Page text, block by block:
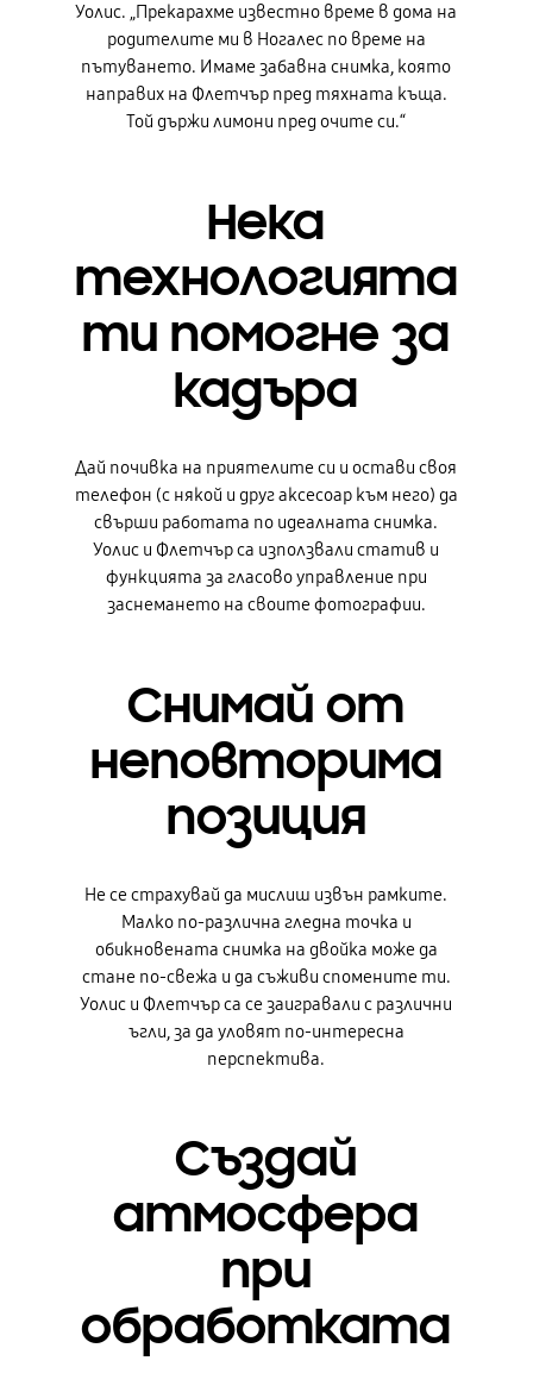
Уолис. „Прекарахме известно време в дома на
родителите ми в Ногалес по време на
пътуването. Имаме забавна снимка, която
направих на Флетчър пред тяхната къща.
Той държи лимони пред очите си.“
Нека
технологията
ти помогне за
кадъра
Дай почивка на приятелите си и остави своя
телефон (с някой и друг аксесоар към него) да
свърши работата по идеалната снимка.
Уолис и Флетчър са използвали статив и
функцията за гласово управление при
заснемането на своите фотографии.
Снимай от
неповторима
позиция
Не се страхувай да мислиш извън рамките.
Малко по-различна гледна точка и
обикновената снимка на двойка може да
стане по-свежа и да съживи спомените ти.
Уолис и Флетчър са се заигравали с различни
ъгли, за да уловят по-интересна
перспектива.
Създай
атмосфера
при
обработката